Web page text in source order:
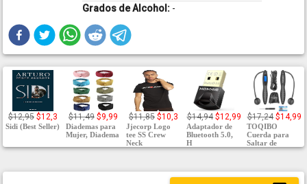
Grados de Alcohol: -
$12,95 $12,3
Sidi (Best Seller)
$11,49 $9,99
Diademas para
Mujer, Diadema
$11,85 $10,3
Jjecorp Logo
tee SS Crew
Neck
$14,94 $12,99
Adaptador de
Bluetooth 5.0,
H
$17,24 $14,99
TOQIBO
Cuerda para
Saltar de